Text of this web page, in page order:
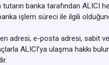
banka tarafından ALICI
işlem süreci ile ilgili
adresi, e-posta adresi, sabit
ALICI’ya ulaşma hakkı